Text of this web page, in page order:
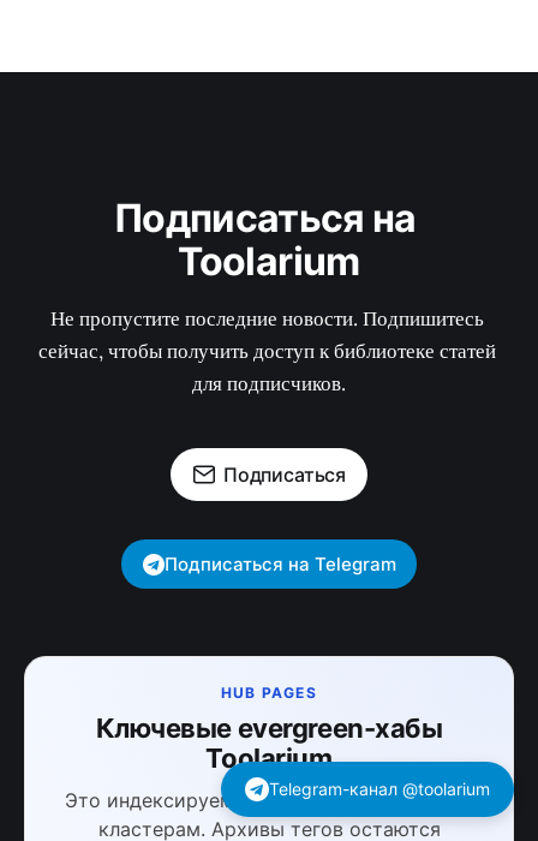
Подписаться на
Toolarium
Не пропустите последние новости. Подпишитесь
сейчас, чтобы получить доступ к библиотеке статей
для подписчиков.
Подписаться
Подписаться на Telegram
HUB PAGES
Ключевые evergreen-хабы
Toolarium
Это индексируемые страницы по главным
кластерам. Архивы тегов остаются
Telegram-канал @toolarium